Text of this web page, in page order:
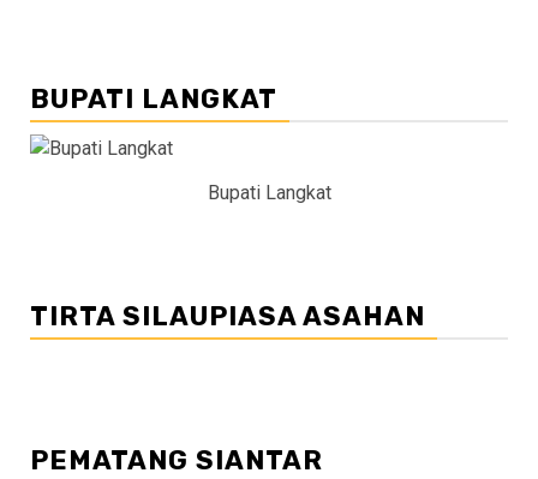
BUPATI LANGKAT
Bupati Langkat
TIRTA SILAUPIASA ASAHAN
PEMATANG SIANTAR